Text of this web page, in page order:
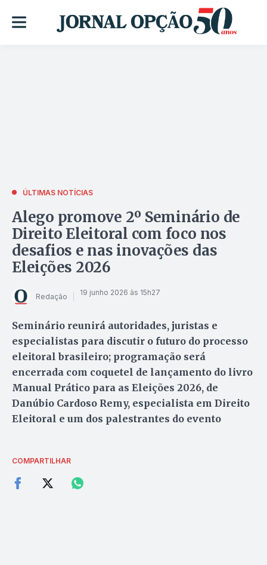
ÚLTIMAS NOTÍCIAS
Alego promove 2º Seminário de
Direito Eleitoral com foco nos
desafios e nas inovações das
Eleições 2026
Redação 19 junho 2026 às 15h27
Seminário reunirá autoridades, juristas e
especialistas para discutir o futuro do processo
eleitoral brasileiro; programação será
encerrada com coquetel de lançamento do livro
Manual Prático para as Eleições 2026, de
Danúbio Cardoso Remy, especialista em Direito
Eleitoral e um dos palestrantes do evento
COMPARTILHAR